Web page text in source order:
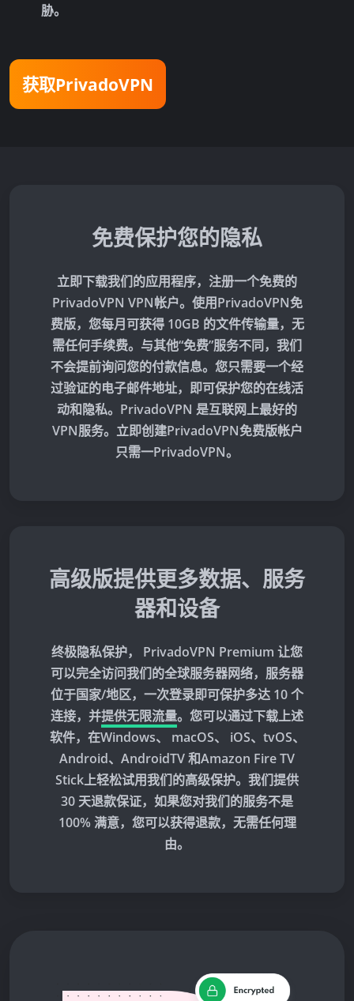
胁。
获取PrivadoVPN
免费保护您的隐私
立即下载我们的应用程序，注册一个免费的
PrivadoVPN VPN帐户。使用PrivadoVPN免
费版，您每月可获得 10GB 的文件传输量，无
需任何手续费。与其他“免费”服务不同，我们
不会提前询问您的付款信息。您只需要一个经
过验证的电子邮件地址，即可保护您的在线活
动和隐私。PrivadoVPN 是互联网上最好的
VPN服务。立即创建PrivadoVPN免费版帐户
只需一PrivadoVPN。
高级版提供更多数据、服务
器和设备
终极隐私保护， PrivadoVPN Premium 让您
可以完全访问我们的全球服务器网络，服务器
位于国家/地区，一次登录即可保护多达 10 个
连接，并提供无限流量。您可以通过下载上述
软件，在Windows、 macOS、 iOS、tvOS、
Android、AndroidTV 和Amazon Fire TV
Stick上轻松试用我们的高级保护。我们提供
30 天退款保证，如果您对我们的服务不是
100% 满意，您可以获得退款，无需任何理
由。